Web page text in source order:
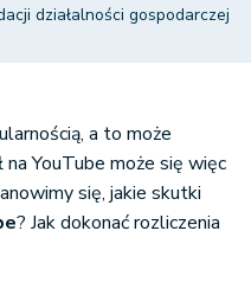
działalności gospodarczej
a to może
YouTube może się więc
się, jakie skutki
? Jak dokonać rozliczenia